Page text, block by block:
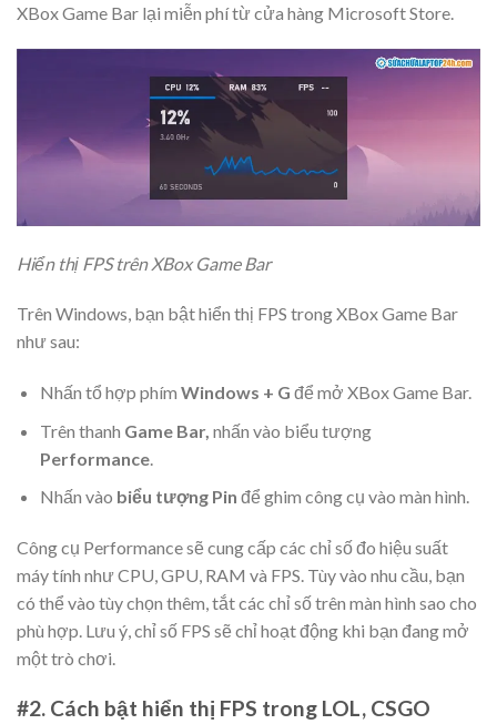
XBox Game Bar lại miễn phí từ cửa hàng Microsoft Store.
Hiển thị FPS trên XBox Game Bar
Trên Windows, bạn bật hiển thị FPS trong XBox Game Bar
như sau:
Nhấn tổ hợp phím Windows + G để mở XBox Game Bar.
Trên thanh Game Bar, nhấn vào biểu tượng
Performance.
Nhấn vào biểu tượng Pin để ghim công cụ vào màn hình.
Công cụ Performance sẽ cung cấp các chỉ số đo hiệu suất
máy tính như CPU, GPU, RAM và FPS. Tùy vào nhu cầu, bạn
có thể vào tùy chọn thêm, tắt các chỉ số trên màn hình sao cho
phù hợp. Lưu ý, chỉ số FPS sẽ chỉ hoạt động khi bạn đang mở
một trò chơi.
#2. Cách bật hiển thị FPS trong LOL, CSGO